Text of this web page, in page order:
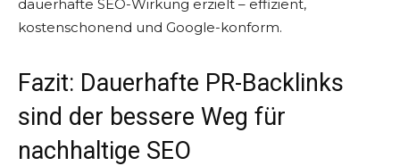
dauerhafte SEO-Wirkung erzielt – effizient,
kostenschonend und Google-konform.
Fazit: Dauerhafte PR-Backlinks
sind der bessere Weg für
nachhaltige SEO